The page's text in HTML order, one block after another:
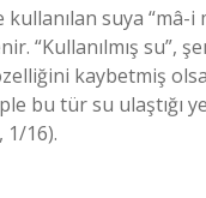
suya “mâ-i
“Kullanılmış su”,
kaybetmiş
bu tür su ulaştığı
1/16).